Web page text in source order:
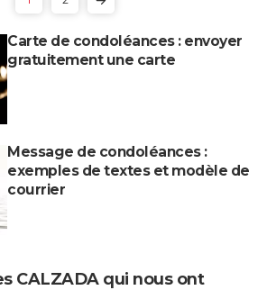
Carte de condoléances : envoyer
gratuitement une carte
Message de condoléances :
exemples de textes et modèle de
courrier
CALZADA qui nous ont